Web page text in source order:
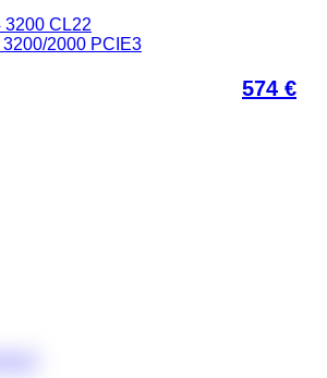
3200 CL22
2000 PCIE3
574 €